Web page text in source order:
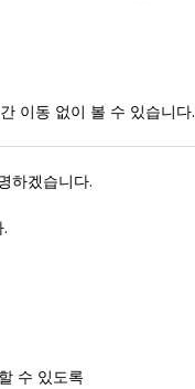
이동 없이 볼 수 있습니다.
하겠습니다.
수 있도록